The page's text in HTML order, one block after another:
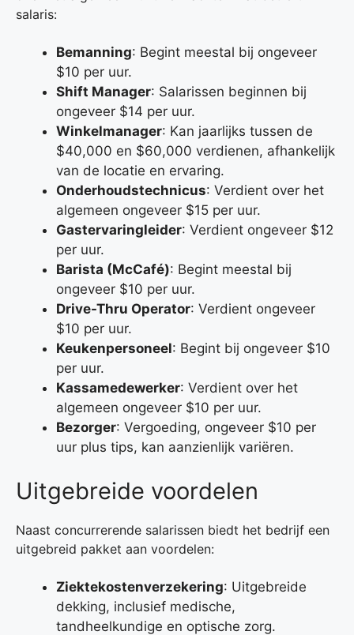
salaris:
Bemanning: Begint meestal bij ongeveer
$10 per uur.
Shift Manager: Salarissen beginnen bij
ongeveer $14 per uur.
Winkelmanager: Kan jaarlijks tussen de
$40,000 en $60,000 verdienen, afhankelijk
van de locatie en ervaring.
Onderhoudstechnicus: Verdient over het
algemeen ongeveer $15 per uur.
Gastervaringleider: Verdient ongeveer $12
per uur.
Barista (McCafé): Begint meestal bij
ongeveer $10 per uur.
Drive-Thru Operator: Verdient ongeveer
$10 per uur.
Keukenpersoneel: Begint bij ongeveer $10
per uur.
Kassamedewerker: Verdient over het
algemeen ongeveer $10 per uur.
Bezorger: Vergoeding, ongeveer $10 per
uur plus tips, kan aanzienlijk variëren.
Uitgebreide voordelen
Naast concurrerende salarissen biedt het bedrijf een
uitgebreid pakket aan voordelen:
Ziektekostenverzekering: Uitgebreide
dekking, inclusief medische,
tandheelkundige en optische zorg.